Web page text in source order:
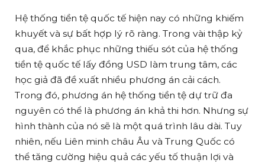
Hệ thống tiền tệ quốc tế hiện nay có những khiếm
khuyết và sự bất hợp lý rõ ràng. Trong vài thập kỷ
qua, để khắc phục những thiếu sót của hệ thống
tiền tệ quốc tế lấy đồng USD làm trung tâm, các
học giả đã đề xuất nhiều phương án cải cách.
Trong đó, phương án hệ thống tiền tệ dự trữ đa
nguyên có thể là phương án khả thi hơn. Nhưng sự
hình thành của nó sẽ là một quá trình lâu dài. Tuy
nhiên, nếu Liên minh châu Âu và Trung Quốc có
thể tăng cường hiệu quả các yếu tố thuận lợi và